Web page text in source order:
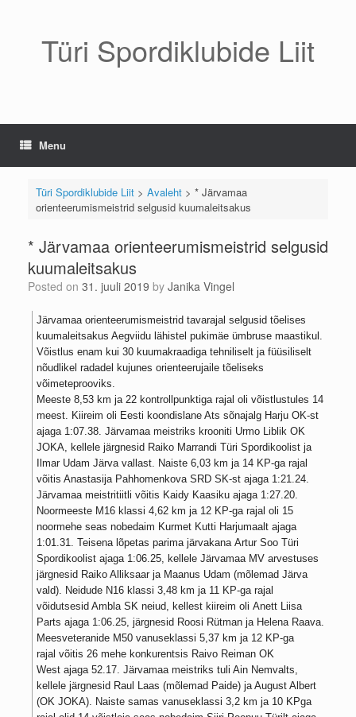
Türi Spordiklubide Liit
Menu
Türi Spordiklubide Liit> Avaleht> * Järvamaa
orienteerumismeistrid selgusid kuumaleitsakus
* Järvamaa orienteerumismeistrid selgusid
kuumaleitsakus
Posted on 31. juuli 2019 by Janika Vingel
Järvamaa orienteerumismeistrid tavarajal selgusid tõelises
kuumaleitsakus Aegviidu lähistel pukimäe ümbruse maastikul.
Võistlus enam kui 30 kuumakraadiga tehniliselt ja füüsiliselt
nõudlikel radadel kujunes orienteerujaile tõeliseks
võimeteprooviks.
Meeste 8,53 km ja 22 kontrollpunktiga rajal oli võistlustules 14
meest. Kiireim oli Eesti koondislane Ats sõnajalg Harju OK-st
ajaga 1:07.38. Järvamaa meistriks krooniti Urmo Liblik OK
JOKA, kellele järgnesid Raiko Marrandi Türi Spordikoolist ja
Ilmar Udam Järva vallast. Naiste 6,03 km ja 14 KP-ga rajal
võitis Anastasija Pahhomenkova SRD SK-st ajaga 1:21.24.
Järvamaa meistritiitli võitis Kaidy Kaasiku ajaga 1:27.20.
Noormeeste M16 klassi 4,62 km ja 12 KP-ga rajal oli 15
noormehe seas nobedaim Kurmet Kutti Harjumaalt ajaga
1:01.31. Teisena lõpetas parima järvakana Artur Soo Türi
Spordikoolist ajaga 1:06.25, kellele Järvamaa MV arvestuses
järgnesid Raiko Alliksaar ja Maanus Udam (mõlemad Järva
vald). Neidude N16 klassi 3,48 km ja 11 KP-ga rajal
võidutsesid Ambla SK neiud, kellest kiireim oli Anett Liisa
Parts ajaga 1:06.25, järgnesid Roosi Rütman ja Helena Raava.
Meesveteranide M50 vanuseklassi 5,37 km ja 12 KP-ga
rajal võitis 26 mehe konkurentsis Raivo Reiman OK
West ajaga 52.17. Järvamaa meistriks tuli Ain Nemvalts,
kellele järgnesid Raul Laas (mõlemad Paide) ja August Albert
(OK JOKA). Naiste samas vanuseklassi 3,2 km ja 10 KPga